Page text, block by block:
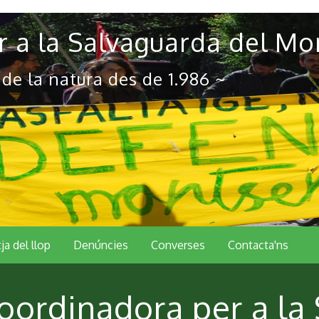
a la Salvaguarda del
la natura des de 1.986 ~
del llop Denúncies Converses Contacta'ns
per a